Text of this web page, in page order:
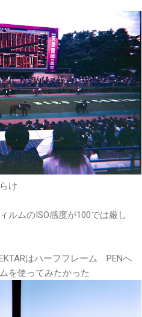
け
ルムのISO感度が100では厳し
はハーフフレーム PENへ
を使ってみたかった